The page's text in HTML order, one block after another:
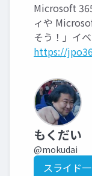
Microsoft
ィや
そう！」イ
https://
もくだい
@mokudai
スライド